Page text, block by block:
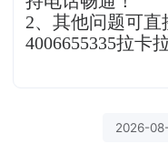
2、其他问题可直
4006655335拉卡
2026-